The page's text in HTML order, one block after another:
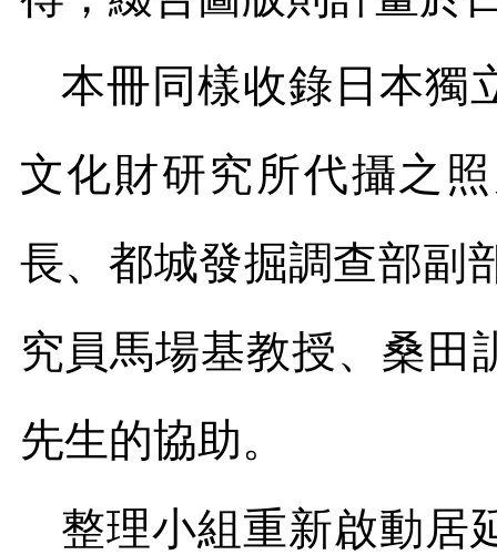
本冊同樣收錄日本獨
文化財研究所代攝之
長、都城發掘調查部副
究員馬場基教授、桑田
先生的協助。
整理小組重新啟動居